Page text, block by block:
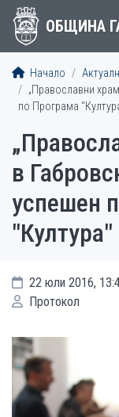
ОБЩИНА
Начало
„Православни
по Програма
в
успешен
22 юли 2016,
Протокол